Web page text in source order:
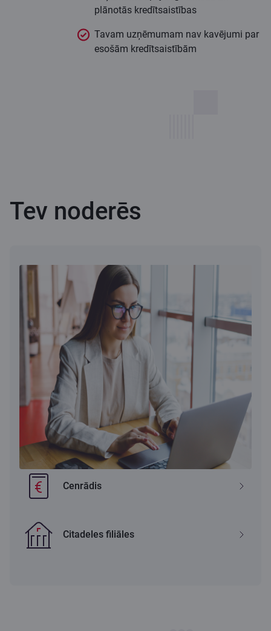
plānotās kredītsaistības
Tavam uzņēmumam nav kavējumi par
esošām kredītsaistībām
Tev noderēs
Cenrādis
Citadeles filiāles